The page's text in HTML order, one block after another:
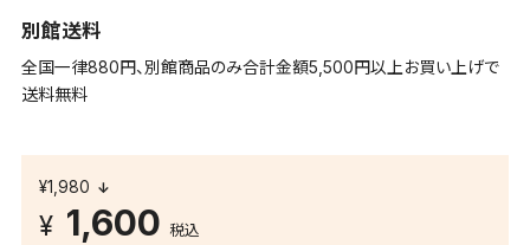
別館送料
全国一律880円、別館商品のみ合計金額5,500円以上お買い上げで
送料無料
¥1,980
1,600 税込